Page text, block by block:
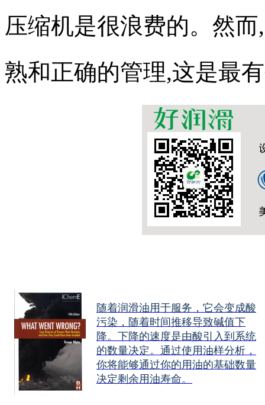
压缩机是很浪费的。然
熟和正确的管理,这是最
随着润滑油用于服务，它会变成酸
污染，随着时间推移导致碱值下
降。下降的速度是由酸引入到系统
的数量决定。通过使用油样分析，
你将能够通过你的用油的基础数量
决定剩余用油寿命。